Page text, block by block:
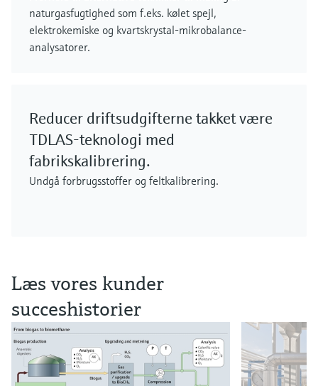
naturgasfugtighed som f.eks. kølet spejl,
elektrokemiske og kvartskrystal-mikrobalance-
analysatorer.
Reducer driftsudgifterne takket være
TDLAS-teknologi med
fabrikskalibrering.
Undgå forbrugsstoffer og feltkalibrering.
Læs vores kunder
succeshistorier